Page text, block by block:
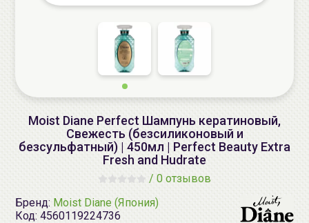
Moist Diane Perfect Шампунь кератиновый,
Свежесть (безсиликоновый и
безсульфатный) | 450мл | Perfect Beauty Extra
Fresh and Hudrate
/ 0 отзывов
Бренд: Moist Diane (Япония)
Код: 4560119224736